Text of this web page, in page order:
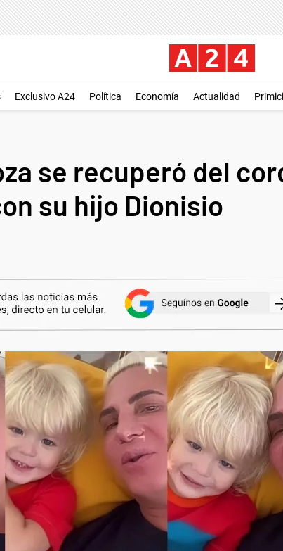
Exclusivo A24 Política Economía Actualidad
se recuperó del
su hijo Dionisio